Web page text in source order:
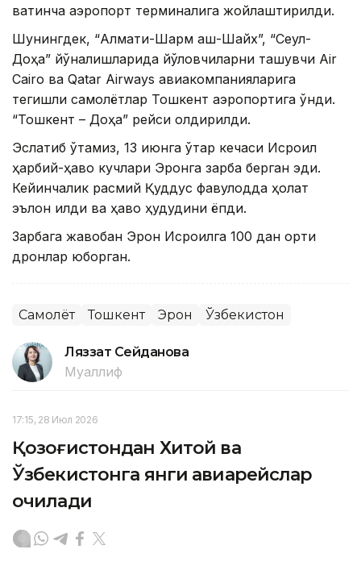
вақтинча аэропорт терминалига жойлаштирилди.
Шунингдек, “Алмати-Шарм аш-Шайх”, “Сеул-
Доҳа” йўналишларида йўловчиларни ташувчи Air
Cairo ва Qatar Airways авиакомпанияларига
тегишли самолётлар Тошкент аэропортига қўнди.
“Тошкент – ​​Доҳа” рейси қолдирилди.
Эслатиб ўтамиз, 13 июнга ўтар кечаси Исроил
ҳарбий-ҳаво кучлари Эронга зарба берган эди.
Кейинчалик расмий Қуддус фавқулодда ҳолат
эълон қилди ва ҳаво ҳудудини ёпди.
Зарбага жавобан Эрон Исроилга 100 дан ортиқ
дронлар юборган.
Самолёт Тошкент Эрон Ўзбекистон
Ляззат Сейданова
Муаллиф
17:15, 28 Июл 2026
Қозоғистондан Хитой ва
Ўзбекистонга янги авиарейслар
очилади